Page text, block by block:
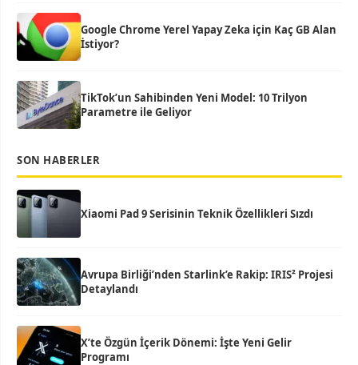
Google Chrome Yerel Yapay Zeka için Kaç GB Alan
İstiyor?
TikTok’un Sahibinden Yeni Model: 10 Trilyon
Parametre ile Geliyor
SON HABERLER
Xiaomi Pad 9 Serisinin Teknik Özellikleri Sızdı
Avrupa Birliği’nden Starlink’e Rakip: IRIS² Projesi
Detaylandı
X’te Özgün İçerik Dönemi: İşte Yeni Gelir
Programı